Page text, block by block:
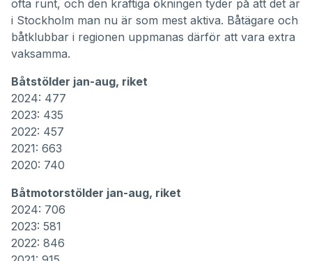
ofta runt, och den kraftiga ökningen tyder på att det är
i Stockholm man nu är som mest aktiva. Båtägare och
båtklubbar i regionen uppmanas därför att vara extra
vaksamma.
Båtstölder jan-aug, riket
2024: 477
2023: 435
2022: 457
2021: 663
2020: 740
Båtmotorstölder jan-aug, riket
2024: 706
2023: 581
2022: 846